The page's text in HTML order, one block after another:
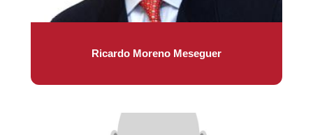
Ricardo Moreno Meseguer